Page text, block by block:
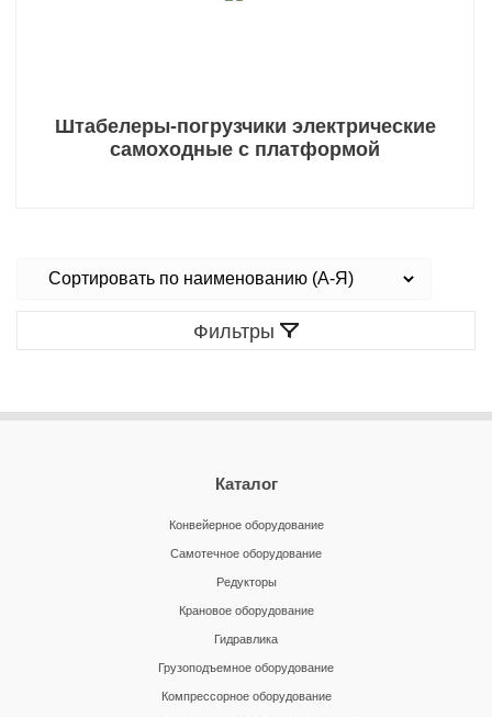
Штабелеры-погрузчики электрические
самоходные с платформой
Фильтры
Каталог
Конвейерное оборудование
Самотечное оборудование
Редукторы
Крановое оборудование
Гидравлика
Грузоподъемное оборудование
Компрессорное оборудование